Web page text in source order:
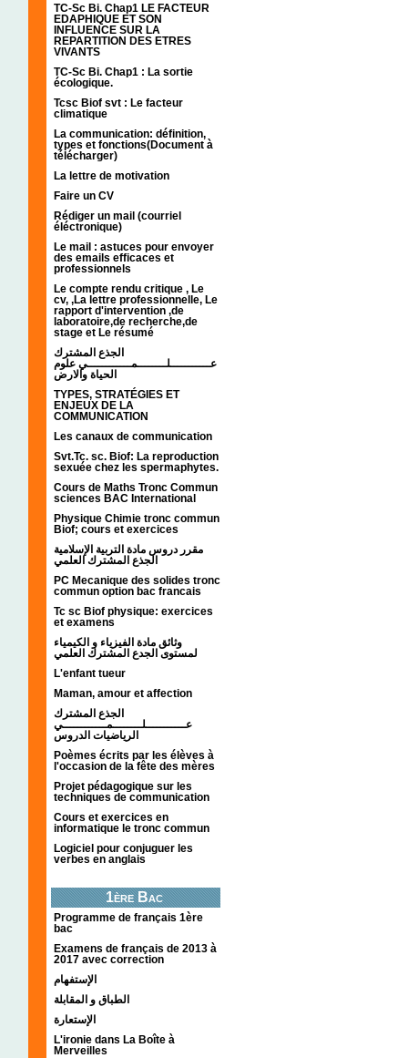
TC-Sc Bi. Chap1 LE FACTEUR
EDAPHIQUE ET SON
INFLUENCE SUR LA
REPARTITION DES ETRES
VIVANTS
TC-Sc Bi. Chap1 : La sortie
écologique.
Tcsc Biof svt : Le facteur
climatique
La communication: définition,
types et fonctions(Document à
télécharger)
La lettre de motivation
Faire un CV
Rédiger un mail (courriel
éléctronique)
Le mail : astuces pour envoyer
des emails efficaces et
professionnels
Le compte rendu critique , Le
cv, ,La lettre professionnelle, Le
rapport d'intervention ,de
laboratoire,de recherche,de
stage et Le résumé
الجذع المشترك
عـــــــــــلــــــــمــــــــــــي علوم
الحياة والارض
TYPES, STRATÉGIES ET
ENJEUX DE LA
COMMUNICATION
Les canaux de communication
Svt.Tc. sc. Biof: La reproduction
sexuée chez les spermaphytes.
Cours de Maths Tronc Commun
sciences BAC International
Physique Chimie tronc commun
Biof; cours et exercices
مقرر دروس مادة التربية الإسلامية
الجذع المشترك العلمي
PC Mecanique des solides tronc
commun option bac francais
Tc sc Biof physique: exercices
et examens
وثائق مادة الفيزياء و الكيمياء
L'enfant tueur
Maman, amour et affection
الجذع المشترك
عـــــــــــلــــــــمــــــــــــي
الرياضيات الدروس
Poèmes écrits par les élèves à
l'occasion de la fête des mères
Projet pédagogique sur les
techniques de communication
Cours et exercices en
informatique le tronc commun
Logiciel pour conjuguer les
verbes en anglais
1ère Bac
Programme de français 1ère
bac
Examens de français de 2013 à
2017 avec correction
الإستفهام
الطباق و المقابلة
الإستعارة
L'ironie dans La Boîte à
Merveilles